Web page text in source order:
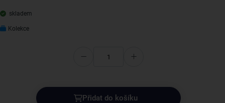
skladem
Kolekce
Přidat do košíku